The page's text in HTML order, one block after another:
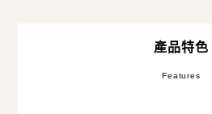
產品特色
Features